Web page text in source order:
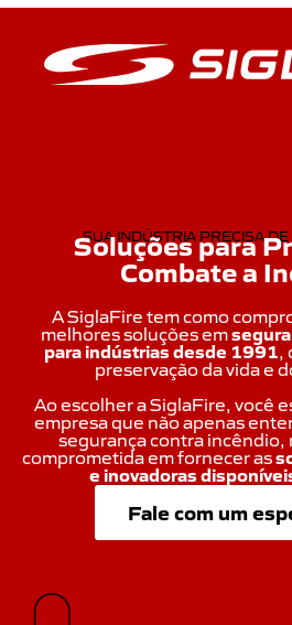
SUA INDÚSTRIA PRECISA
Soluções para
Combate a
A SiglaFire tem como
melhores soluções em
para indústrias desde 1991,
preservação da vida e
Ao escolher a SiglaFire, você
empresa que não apenas
segurança contra incêndio,
comprometida em fornecer as
e inovadoras
Fale com um